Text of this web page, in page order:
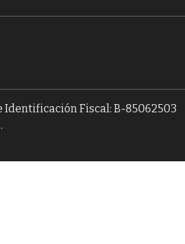
Identificación Fiscal: B-85062503